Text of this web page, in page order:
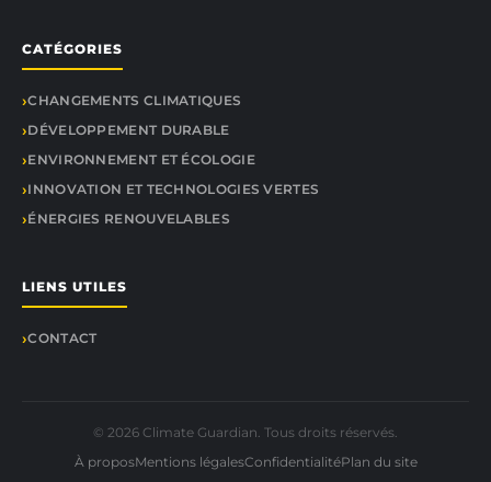
CATÉGORIES
CHANGEMENTS CLIMATIQUES
DÉVELOPPEMENT DURABLE
ENVIRONNEMENT ET ÉCOLOGIE
INNOVATION ET TECHNOLOGIES VERTES
ÉNERGIES RENOUVELABLES
LIENS UTILES
CONTACT
© 2026 Climate Guardian. Tous droits réservés.
À proposMentions légalesConfidentialitéPlan du site